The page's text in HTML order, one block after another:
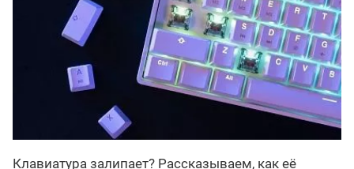
Клавиатура залипает? Рассказываем, как её